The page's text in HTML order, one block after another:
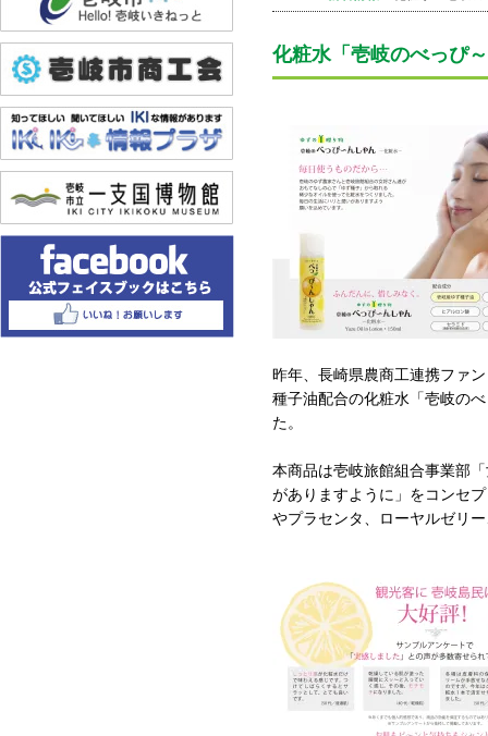
化粧水「壱岐のべっぴ
昨年、長崎県農商工連携ファ
種子油配合の化粧水「壱岐の
た。
本商品は壱岐旅館組合事業部
がありますように」をコンセ
やプラセンタ、ローヤルゼリ